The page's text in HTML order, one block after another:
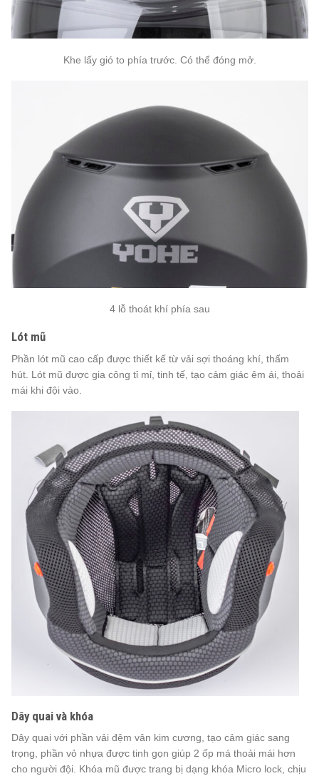
Khe lấy gió to phía trước. Có thể đóng mở.
4 lỗ thoát khí phía sau
Lót mũ
Phần lót mũ cao cấp được thiết kế từ vải sợi thoáng khí, thấm
hút. Lót mũ được gia công tỉ mỉ, tinh tế, tạo cảm giác êm ái, thoải
mái khi đội vào.
Dây quai và khóa
Dây quai với phần vải đệm vân kim cương, tạo cảm giác sang
trọng, phần vỏ nhựa được tinh gọn giúp 2 ốp má thoải mái hơn
cho người đội. Khóa mũ được trang bị dạng khóa Micro lock, chịu